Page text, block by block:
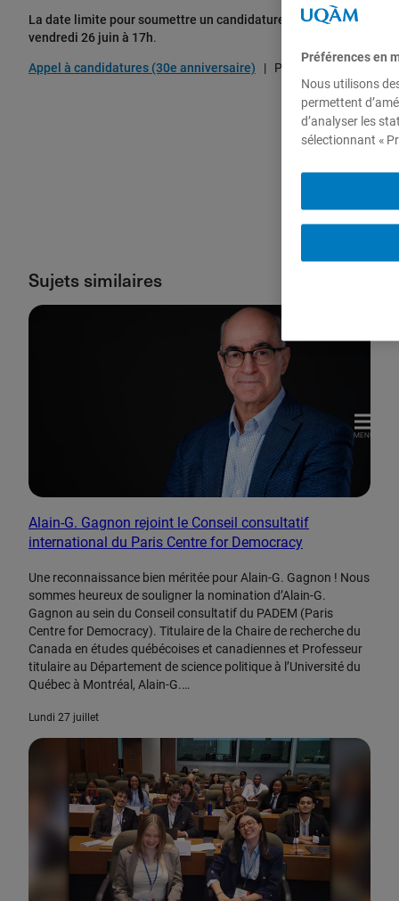
MENU
La date limite pour soumettre un candidature est fixée au
vendredi 26 juin à 17h.
Appel à candidatures (30e anniversaire)
Sujets similaires
Alain-G. Gagnon rejoint le Conseil consultatif
international du Paris Centre for Democracy
Une reconnaissance bien méritée pour Alain-G. Gagnon ! Nous
sommes heureux de souligner la nomination d’Alain-G.
Gagnon au sein du Conseil consultatif du PADEM (Paris
Centre for Democracy). Titulaire de la Chaire de recherche du
Canada en études québécoises et canadiennes et Professeur
titulaire au Département de science politique à l’Université du
Québec à Montréal, Alain-G.…
lundi 27 juillet
Préférences en
Nous utilisons
permettent
d’analyser les
sélectionnant «